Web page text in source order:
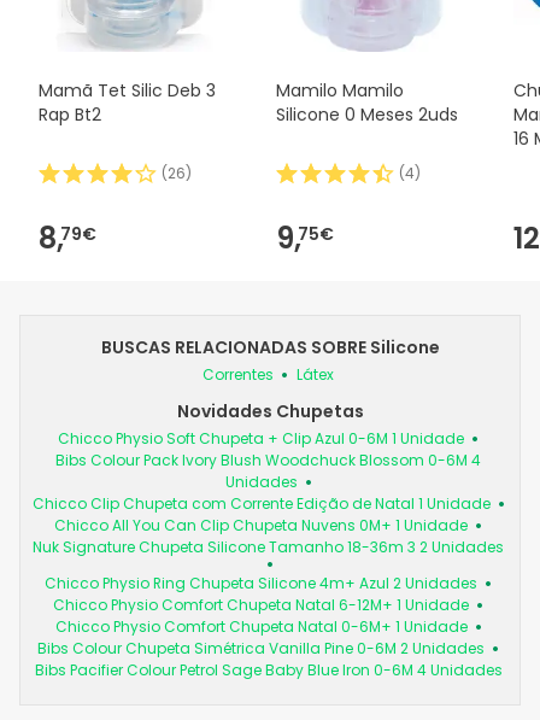
Mamã Tet Silic Deb 3
Rap Bt2
(26)
8,79€
Mamilo Mamilo
Silicone 0 Meses 2uds
(4)
9,75€
16
BUSCAS RELACIONADAS SOBRE Silicone
Correntes Látex
Novidades Chupetas
Chicco Physio Soft Chupeta + Clip Azul 0-6M 1 Unidade
Bibs Colour Pack Ivory Blush Woodchuck Blossom 0-6M 4
Unidades
Chicco Clip Chupeta com Corrente Edição de Natal 1 Unidade
Chicco All You Can Clip Chupeta Nuvens 0M+ 1 Unidade
Nuk Signature Chupeta Silicone Tamanho 18-36m 3 2 Unidades
Chicco Physio Ring Chupeta Silicone 4m+ Azul 2 Unidades
Chicco Physio Comfort Chupeta Natal 6-12M+ 1 Unidade
Chicco Physio Comfort Chupeta Natal 0-6M+ 1 Unidade
Bibs Colour Chupeta Simétrica Vanilla Pine 0-6M 2 Unidades
Bibs Pacifier Colour Petrol Sage Baby Blue Iron 0-6M 4 Unidades